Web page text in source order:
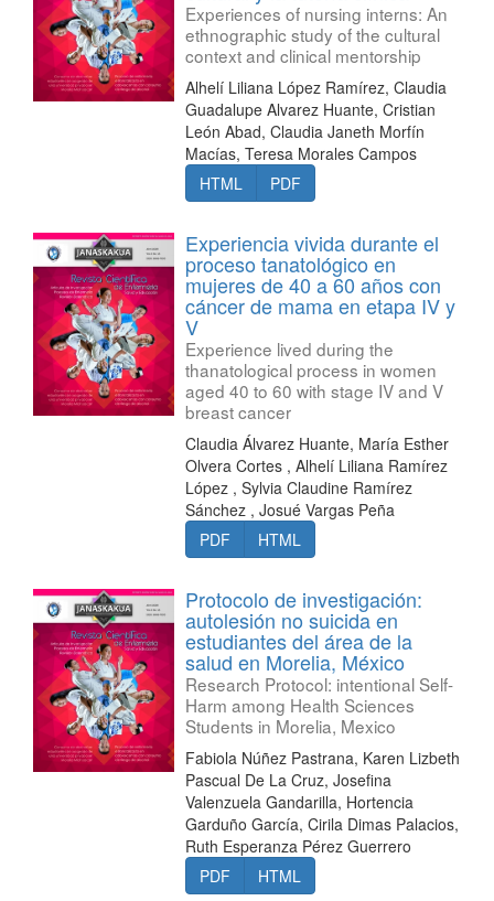
Experiences of nursing interns: An
ethnographic study of the cultural
context and clinical mentorship
Alhelí Liliana López Ramírez, Claudia
Guadalupe Alvarez Huante, Cristian
León Abad, Claudia Janeth Morfín
Macías, Teresa Morales Campos
HTML
PDF
Experiencia vivida durante el
proceso tanatológico en
mujeres de 40 a 60 años con
cáncer de mama en etapa IV y
V
Experience lived during the
thanatological process in women
aged 40 to 60 with stage IV and V
breast cancer
Claudia Álvarez Huante, María Esther
Olvera Cortes , Alhelí Liliana Ramírez
López , Sylvia Claudine Ramírez
Sánchez , Josué Vargas Peña
PDF
HTML
Protocolo de investigación:
autolesión no suicida en
estudiantes del área de la
salud en Morelia, México
Research Protocol: intentional Self-
Harm among Health Sciences
Students in Morelia, Mexico
Fabiola Núñez Pastrana, Karen Lizbeth
Pascual De La Cruz, Josefina
Valenzuela Gandarilla, Hortencia
Garduño García, Cirila Dimas Palacios,
Ruth Esperanza Pérez Guerrero
PDF
HTML